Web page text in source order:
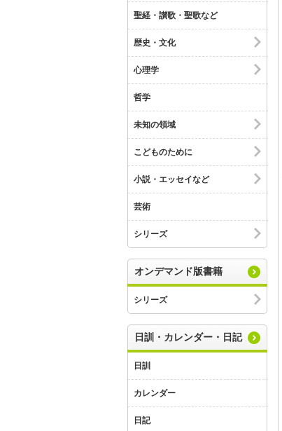
聖経・讃歌・聖歌など
歴史・文化
心理学
哲学
未知の領域
こどものために
小説・エッセイなど
芸術
シリーズ
オンデマンド版書籍
シリーズ
日訓・カレンダー・日記
日訓
カレンダー
日記